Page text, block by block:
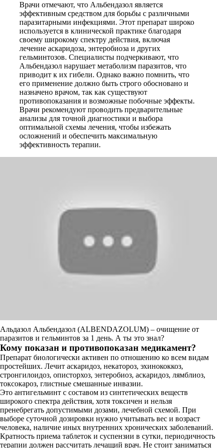
Врачи отмечают, что Альбендазол является
эффективным средством для борьбы с различными
паразитарными инфекциями. Этот препарат широко
используется в клинической практике благодаря
своему широкому спектру действия, включая
лечение аскаридоза, энтеробиоза и других
гельминтозов. Специалисты подчеркивают, что
Альбендазол нарушает метаболизм паразитов, что
приводит к их гибели. Однако важно помнить, что
его применение должно быть строго обосновано и
назначено врачом, так как существуют
противопоказания и возможные побочные эффекты.
Врачи рекомендуют проводить предварительные
анализы для точной диагностики и выбора
оптимальной схемы лечения, чтобы избежать
осложнений и обеспечить максимальную
эффективность терапии.
Альдазол Альбендазол (ALBENDAZOLUM) – очищение от
паразитов и гельминтов за 1 день. А ты это знал?
Кому показан и противопоказан медикамент?
Препарат биологически активен по отношению ко всем видам
простейших. Лечит аскаридоз, некатороз, эхинококкоз,
стронгилоидоз, описторхоз, энтеробиоз, аскаридоз, лямблиоз,
токсокароз, глистные смешанные инвазии.
Это антигельминт с составом из синтетических веществ
широкого спектра действия, хотя токсичен и нельзя
пренебрегать допустимыми дозами, лечебной схемой. При
выборе суточной дозировки нужно учитывать вес и возраст
человека, наличие иных внутренних хронических заболеваний.
Кратность приема таблеток и суспензии в сутки, периодичность
терапии должен рассчитать лечащий врач. Не стоит заниматься